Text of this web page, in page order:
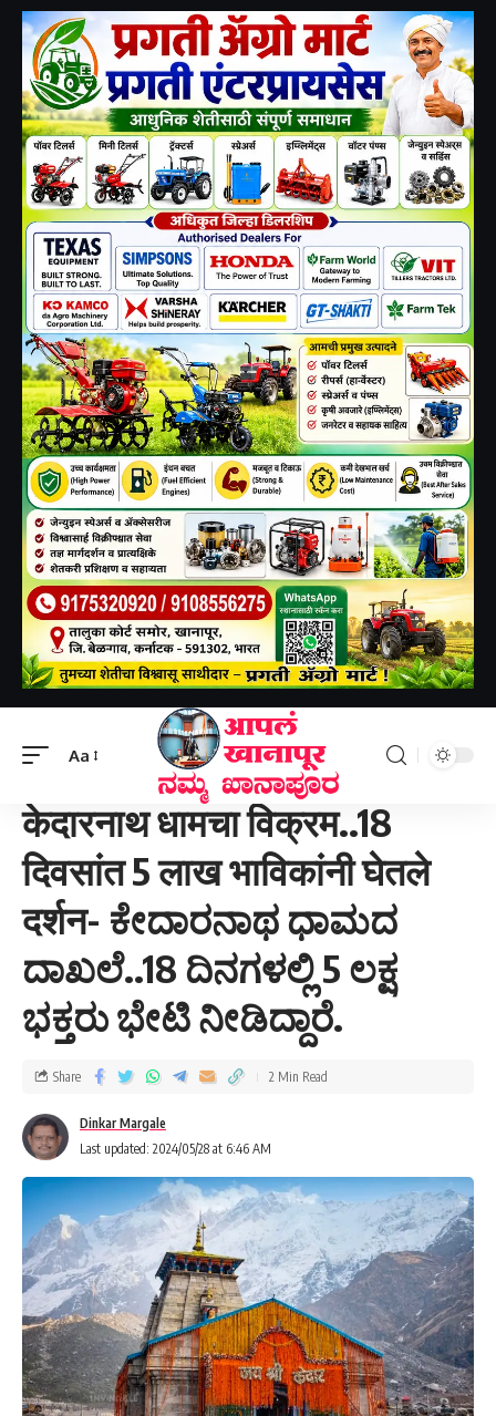
Aa
>केदारनाथ धामचा विक्रम..18 दिवसांत 5 लाख भाविकांनी घेतले दर्शन- ಕೇದಾರನಾಥ ಧಾಮದ ದಾಖಲೆ..18 ದಿನಗಳಲ್ಲಿ 5 ಲಕ್ಷ ಭಕ್ತರು ಭೇಟಿ ನೀಡಿದ್ದಾರೆ.
केदारनाथ धामचा विक्रम..18
दिवसांत 5 लाख भाविकांनी घेतले
दर्शन- ಕೇದಾರನಾಥ ಧಾಮದ
ದಾಖಲೆ..18 ದಿನಗಳಲ್ಲಿ 5 ಲಕ್ಷ
ಭಕ್ತರು ಭೇಟಿ ನೀಡಿದ್ದಾರೆ.
Last updated: 2024/05/28 at 6:46 AM
Dinkar Margale
Share 2 Min Read